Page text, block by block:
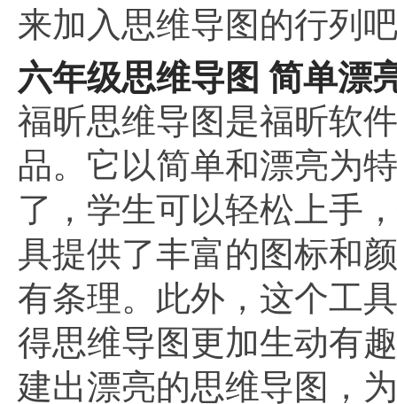
来加入思维导图的行列
六年级思维导图 简单漂
福昕思维导图是福昕软
品。它以简单和漂亮为
了，学生可以轻松上手
具提供了丰富的图标和
有条理。此外，这个工
得思维导图更加生动有
建出漂亮的思维导图，